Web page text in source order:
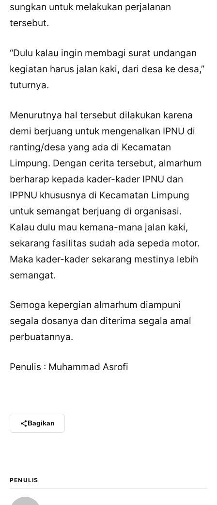
sungkan untuk melakukan perjalanan
tersebut.
“Dulu kalau ingin membagi surat undangan
kegiatan harus jalan kaki, dari desa ke desa,”
tuturnya.
Menurutnya hal tersebut dilakukan karena
demi berjuang untuk mengenalkan IPNU di
ranting/desa yang ada di Kecamatan
Limpung. Dengan cerita tersebut, almarhum
berharap kepada kader-kader IPNU dan
IPPNU khususnya di Kecamatan Limpung
untuk semangat berjuang di organisasi.
Kalau dulu mau kemana-mana jalan kaki,
sekarang fasilitas sudah ada sepeda motor.
Maka kader-kader sekarang mestinya lebih
semangat.
Semoga kepergian almarhum diampuni
segala dosanya dan diterima segala amal
perbuatannya.
Penulis : Muhammad Asrofi
Bagikan
PENULISBagikan Tulisan Ini